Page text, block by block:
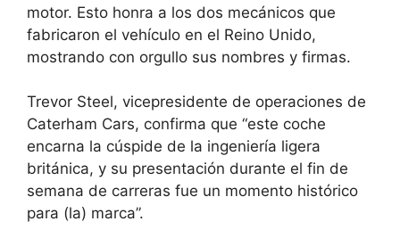
motor. Esto honra a los dos mecánicos que
fabricaron el vehículo en el Reino Unido,
mostrando con orgullo sus nombres y firmas.
Trevor Steel, vicepresidente de operaciones de
Caterham Cars, confirma que “este coche
encarna la cúspide de la ingeniería ligera
británica, y su presentación durante el fin de
semana de carreras fue un momento histórico
para (la) marca”.